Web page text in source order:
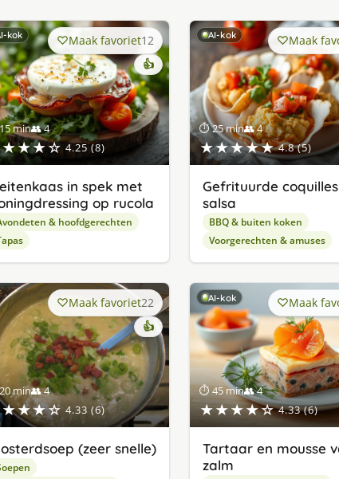
kok
min👥 4
4.25 (8)
Maak favoriet12
👍
in spek met
op rucola
& hoofdgerechten
AI-kok
⏱ 25 min👥 4
★★★★★ 4.8 (5)
Maak
Gefrituurde
salsa
BBQ & buiten koken
Voorgerechten & amuses
min👥 4
4.33 (6)
Maak favoriet22
👍
(zeer snelle)
AI-kok
⏱ 45 min👥 4
★★★★☆ 4.33 (6)
Maak
Tartaar en mousse
zalm